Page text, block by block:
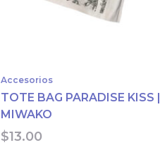
Accesorios
TOTE BAG PARADISE KISS |
MIWAKO
$13.00